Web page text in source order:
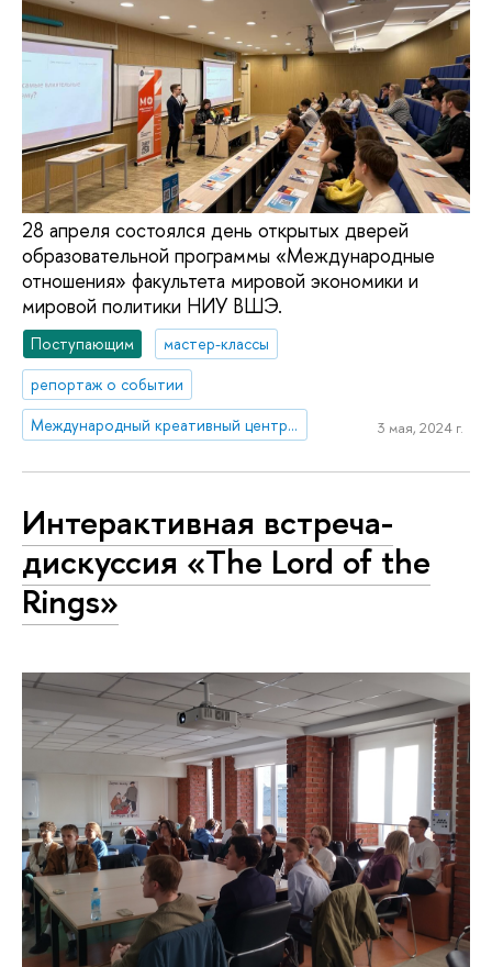
28 апреля состоялся день открытых дверей
образовательной программы «Международные
отношения» факультета мировой экономики и
мировой политики НИУ ВШЭ.
Поступающим
мастер-классы
репортаж о событии
Международный креативный центр «Абитуриент. Студент. Выпускник»
3 мая, 2024 г.
Интерактивная встреча-
дискуссия «The Lord of the
Rings»